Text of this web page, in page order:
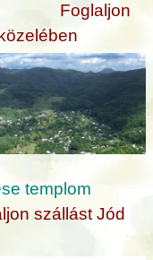
Foglaljon
templom
szállást Jód